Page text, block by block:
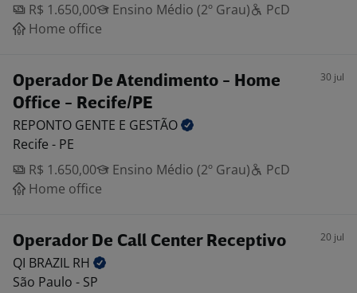
R$ 1.650,00
Ensino Médio (2º Grau)
PcD
Home office
Operador De Atendimento - Home
Office - Recife/PE
30 jul
REPONTO GENTE E GESTÃO
Recife - PE
R$ 1.650,00
Ensino Médio (2º Grau)
PcD
Home office
Operador De Call Center Receptivo 20 jul
QI BRAZIL RH
São Paulo - SP